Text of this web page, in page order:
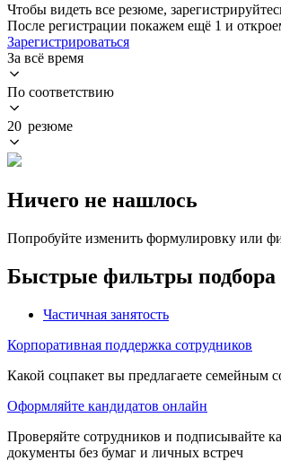
Чтобы видеть все резюме,
После регистрации покажем ещё 1 и
Зарегистрироваться
За всё время
По соответствию
20 резюме
Ничего не нашлось
Попробуйте изменить формулировку или
Быстрые фильтры подбора
Частичная занятость
Корпоративная поддержка сотрудников
Какой соцпакет вы предлагаете семейным
Оформляйте кандидатов онлайн
Проверяйте сотрудников и подписывайте
документы без бумаг и личных встреч